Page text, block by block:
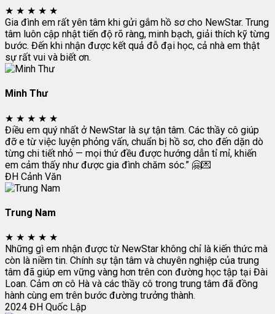
★ ★ ★ ★ ★
Gia đình em rất yên tâm khi gửi gắm hồ sơ cho NewStar. Trung
tâm luôn cập nhật tiến độ rõ ràng, minh bạch, giải thích kỹ từng
bước. Đến khi nhận được kết quả đỗ đại học, cả nhà em thật
sự rất vui và biết ơn.
Minh Thư
★ ★ ★ ★ ★
Điều em quý nhất ở NewStar là sự tận tâm. Các thầy cô giúp
đỡ e từ việc luyện phỏng vấn, chuẩn bị hồ sơ, cho đến dặn dò
từng chi tiết nhỏ — mọi thứ đều được hướng dẫn tỉ mỉ, khiến
em cảm thấy như được gia đình chăm sóc.” 🤗💌
ĐH Cảnh Văn
Trung Nam
★ ★ ★ ★ ★
Những gì em nhận được từ NewStar không chỉ là kiến thức mà
còn là niềm tin. Chính sự tận tâm và chuyên nghiệp của trung
tâm đã giúp em vững vàng hơn trên con đường học tập tại Đài
Loan. Cảm ơn cô Hà và các thầy cô trong trung tâm đã đồng
hành cùng em trên bước đường trưởng thành.
2024 ĐH Quốc Lập